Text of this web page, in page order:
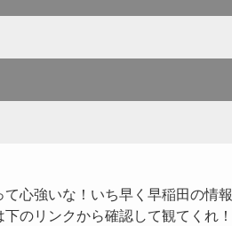
心強いな！いち早く早稲田の情報
のリンクから確認して観てくれ！